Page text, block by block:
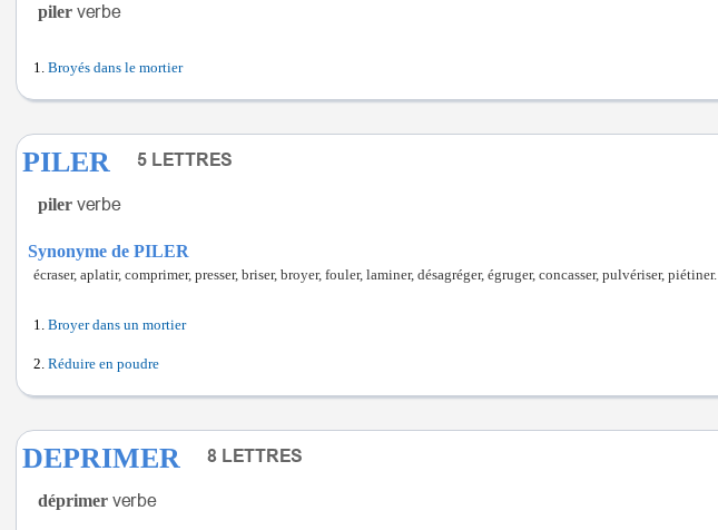
piler
Broyés dans le mortier
PILER
piler
Synonyme de PILER
écraser, aplatir, comprimer, presser, briser, broyer, fouler, laminer, désagréger, égruger, concasser, pulvériser, piétiner.
Broyer dans un mortier
Réduire en poudre
DEPRIMER
déprimer